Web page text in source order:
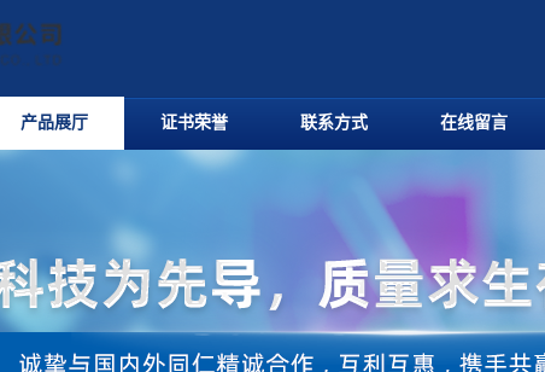
产品展厅 证书荣誉 联系方式 在线留言